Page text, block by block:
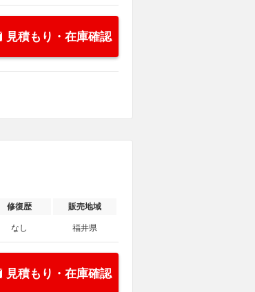
見積もり・在庫確認
修復歴 販売地域
なし 福井県
見積もり・在庫確認